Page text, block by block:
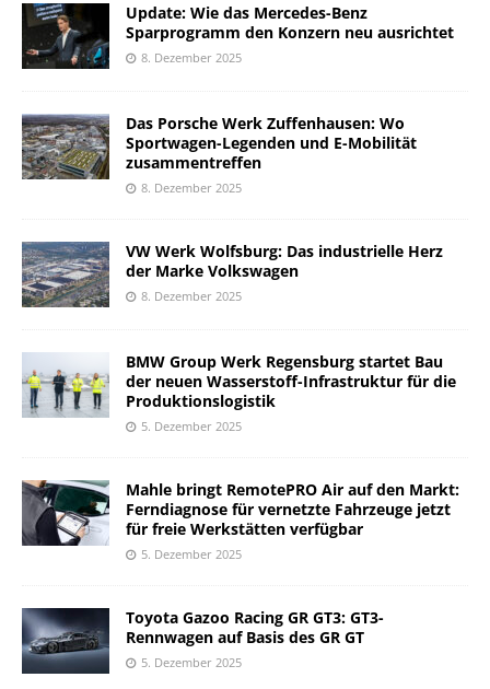
Update: Wie das Mercedes-Benz
Sparprogramm den Konzern neu ausrichtet
8. Dezember 2025
Das Porsche Werk Zuffenhausen: Wo
Sportwagen-Legenden und E-Mobilität
zusammentreffen
8. Dezember 2025
VW Werk Wolfsburg: Das industrielle Herz
der Marke Volkswagen
8. Dezember 2025
BMW Group Werk Regensburg startet Bau
der neuen Wasserstoff-Infrastruktur für die
Produktionslogistik
5. Dezember 2025
Mahle bringt RemotePRO Air auf den Markt:
Ferndiagnose für vernetzte Fahrzeuge jetzt
für freie Werkstätten verfügbar
5. Dezember 2025
Toyota Gazoo Racing GR GT3: GT3-
Rennwagen auf Basis des GR GT
5. Dezember 2025